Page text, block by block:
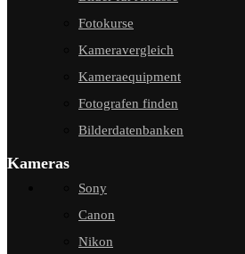
Fotokurse
Kameravergleich
Kameraequipment
Fotografen finden
Bilderdatenbanken
Kameras
Sony
Canon
Nikon